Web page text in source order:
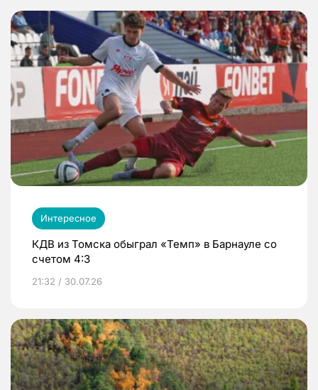
Интересное
КДВ из Томска обыграл «Темп» в Барнауле со
счетом 4:3
21:32 / 30.07.26